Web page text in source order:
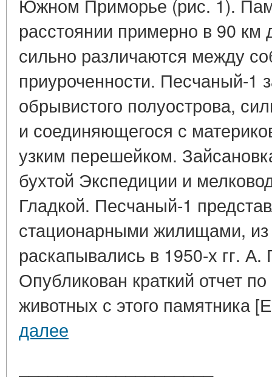
Южном Приморье (рис. 1).
расстоянии примерно в 90 км
сильно различаются между
приуроченности. Песчаный-1
обрывистого полуострова,
и соединяющегося с
узким перешейком.
бухтой Экспедиции и
Гладкой. Песчаный-1
стационарными жилищами, из
раскапывались в 1950-х гг.
Опубликован краткий отчет
животных с этого памятника
далее